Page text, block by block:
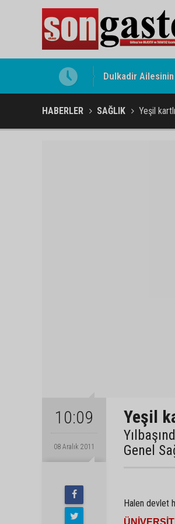
Gölbaşı
HABERLER SAĞLIK Yeşil
10:09
08 Aralık 2011
Yeşil
Genel
Halen devlet